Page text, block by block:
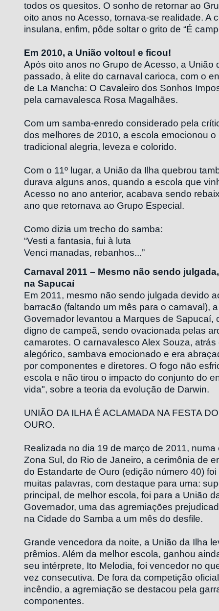
todos os quesitos. O sonho de retornar ao
oito anos no Acesso, tornava-se realidade. A
insulana, enfim, pôde soltar o grito de “É
Em 2010, a União voltou! e ficou!
Após oito anos no Grupo de Acesso, a União
passado, à elite do carnaval carioca, com o
de La Mancha: O Cavaleiro dos Sonhos
pela carnavalesca Rosa Magalhães.
Com um samba-enredo considerado pela
dos melhores de 2010, a escola emocionou
tradicional alegria, leveza e colorido.
Com o 11º lugar, a União da Ilha quebrou
durava alguns anos, quando a escola que
Acesso no ano anterior, acabava sendo
ano que retornava ao Grupo Especial.
Como dizia um trecho do samba:
“Vesti a fantasia, fui à luta
Venci manadas, rebanhos...”
Carnaval 2011 – Mesmo não sendo
na Sapucaí
Em 2011, mesmo não sendo julgada devido
barracão (faltando um mês para o carnaval),
Governador levantou a Marques de Sapucaí,
digno de campeã, sendo ovacionada pelas
camarotes. O carnavalesco Alex Souza, atrás
alegórico, sambava emocionado e era
por componentes e diretores. O fogo não
escola e não tirou o impacto do conjunto do
vida", sobre a teoria da evolução de Darwin.
UNIÃO DA ILHA É ACLAMADA NA FESTA
OURO.
Realizada no dia 19 de março de 2011,
Zona Sul, do Rio de Janeiro, a cerimônia de
do Estandarte de Ouro (edição número 40)
muitas palavras, com destaque para uma:
principal, de melhor escola, foi para a União
Governador, uma das agremiações
na Cidade do Samba a um mês do desfile.
Grande vencedora da noite, a União da Ilha
prêmios. Além da melhor escola, ganhou
seu intérprete, Ito Melodia, foi vencedor no
vez consecutiva. De fora da competição
incêndio, a agremiação se destacou pela
componentes.